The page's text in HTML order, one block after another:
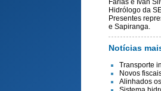
Farias e Ivan
Hidrólogo da
Presentes
e Sapiranga.
Notícias
Transporte
Novos
Alinhados